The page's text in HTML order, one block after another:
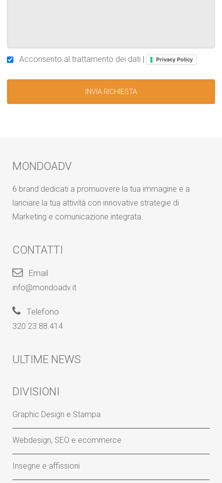
Acconsento al trattamento dei dati | Privacy Policy
MONDOADV
6 brand dedicati a promuovere la tua immagine e a
lanciare la tua attività con innovative strategie di
Marketing e comunicazione integrata.
CONTATTI
Email
info@mondoadv.it
Telefono
320 23.88.414
ULTIME NEWS
DIVISIONI
Graphic Design e Stampa
Webdesign, SEO e ecommerce
Insegne e affissioni